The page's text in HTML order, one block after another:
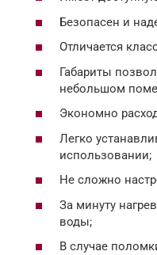
Безопасен и
Отличается
Габариты
небольшом
Экономно
Легко
использовании;
Не сложно
За минуту
воды;
В случае